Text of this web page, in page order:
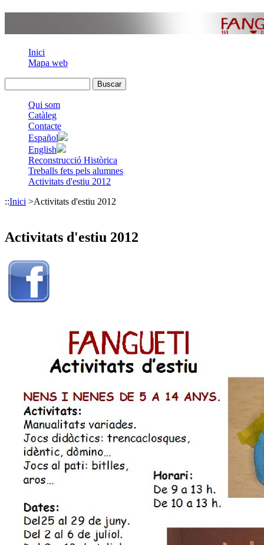
Inici
Mapa web
Qui som
Catàleg
Contacte
Español
English
Reconstrucció Històrica
Treballs fets pels alumnes
Activitats d'estiu 2012
::Inici >Activitats d'estiu 2012
Activitats d'estiu 2012